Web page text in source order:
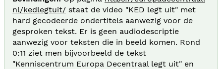
nl/kedlegtuit/ staat de video "KED legt uit" met
hard gecodeerde ondertitels aanwezig voor de
gesproken tekst. Er is geen audiodescriptie
aanwezig voor teksten die in beeld komen. Rond
0:11 ziet men bijvoorbeeld de tekst
"Kenniscentrum Europa Decentraal legt uit" en